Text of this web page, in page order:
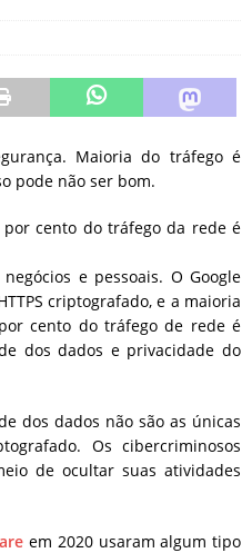
Maioria do tráfego é
pode não ser bom.
cento do tráfego da rede é
e pessoais. O Google
criptografado, e a maioria
cento do tráfego de rede é
dos dados e privacidade do
dos dados não são as únicas
Os cibercriminosos
de ocultar suas atividades
em 2020 usaram algum tipo